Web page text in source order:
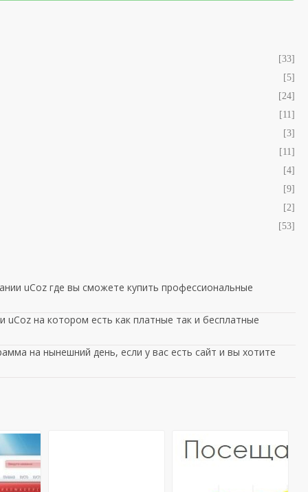
[33]
[5]
[24]
[11]
[3]
[11]
[4]
[9]
[2]
[53]
uCoz где вы сможете купить профессиональные
на котором есть как платные так и бесплатные
на нынешний день, если у вас есть сайт и вы хотите